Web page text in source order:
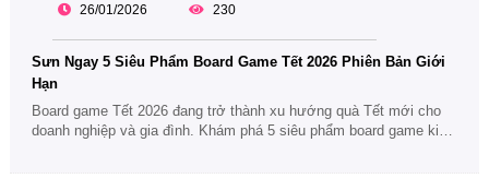
26/01/2026 230
Sưn Ngay 5 Siêu Phẩm Board Game Tết 2026 Phiên Bản Giới
Hạn
Board game Tết 2026 đang trở thành xu hướng quà Tết mới cho
doanh nghiệp và gia đình. Khám phá 5 siêu phẩm board game kinh